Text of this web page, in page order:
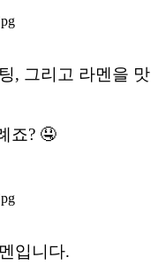
, 그리고 라멘을
죠? 🤤
입니다.